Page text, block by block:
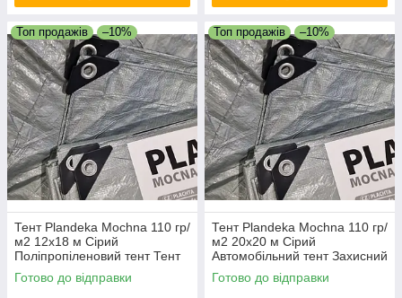
Топ продажів –10%
Тент Plandeka Мосhnа 110 гр/
м2 12х18 м Сірий
Поліпропіленовий тент Тент
для полювання Брезент від
дощу
Готово до відправки
Топ продажів –10%
Тент Plandeka Мосhnа 110 гр/
м2 20х20 м Сірий
Автомобільний тент Захисний
тент для техніки
Готово до відправки